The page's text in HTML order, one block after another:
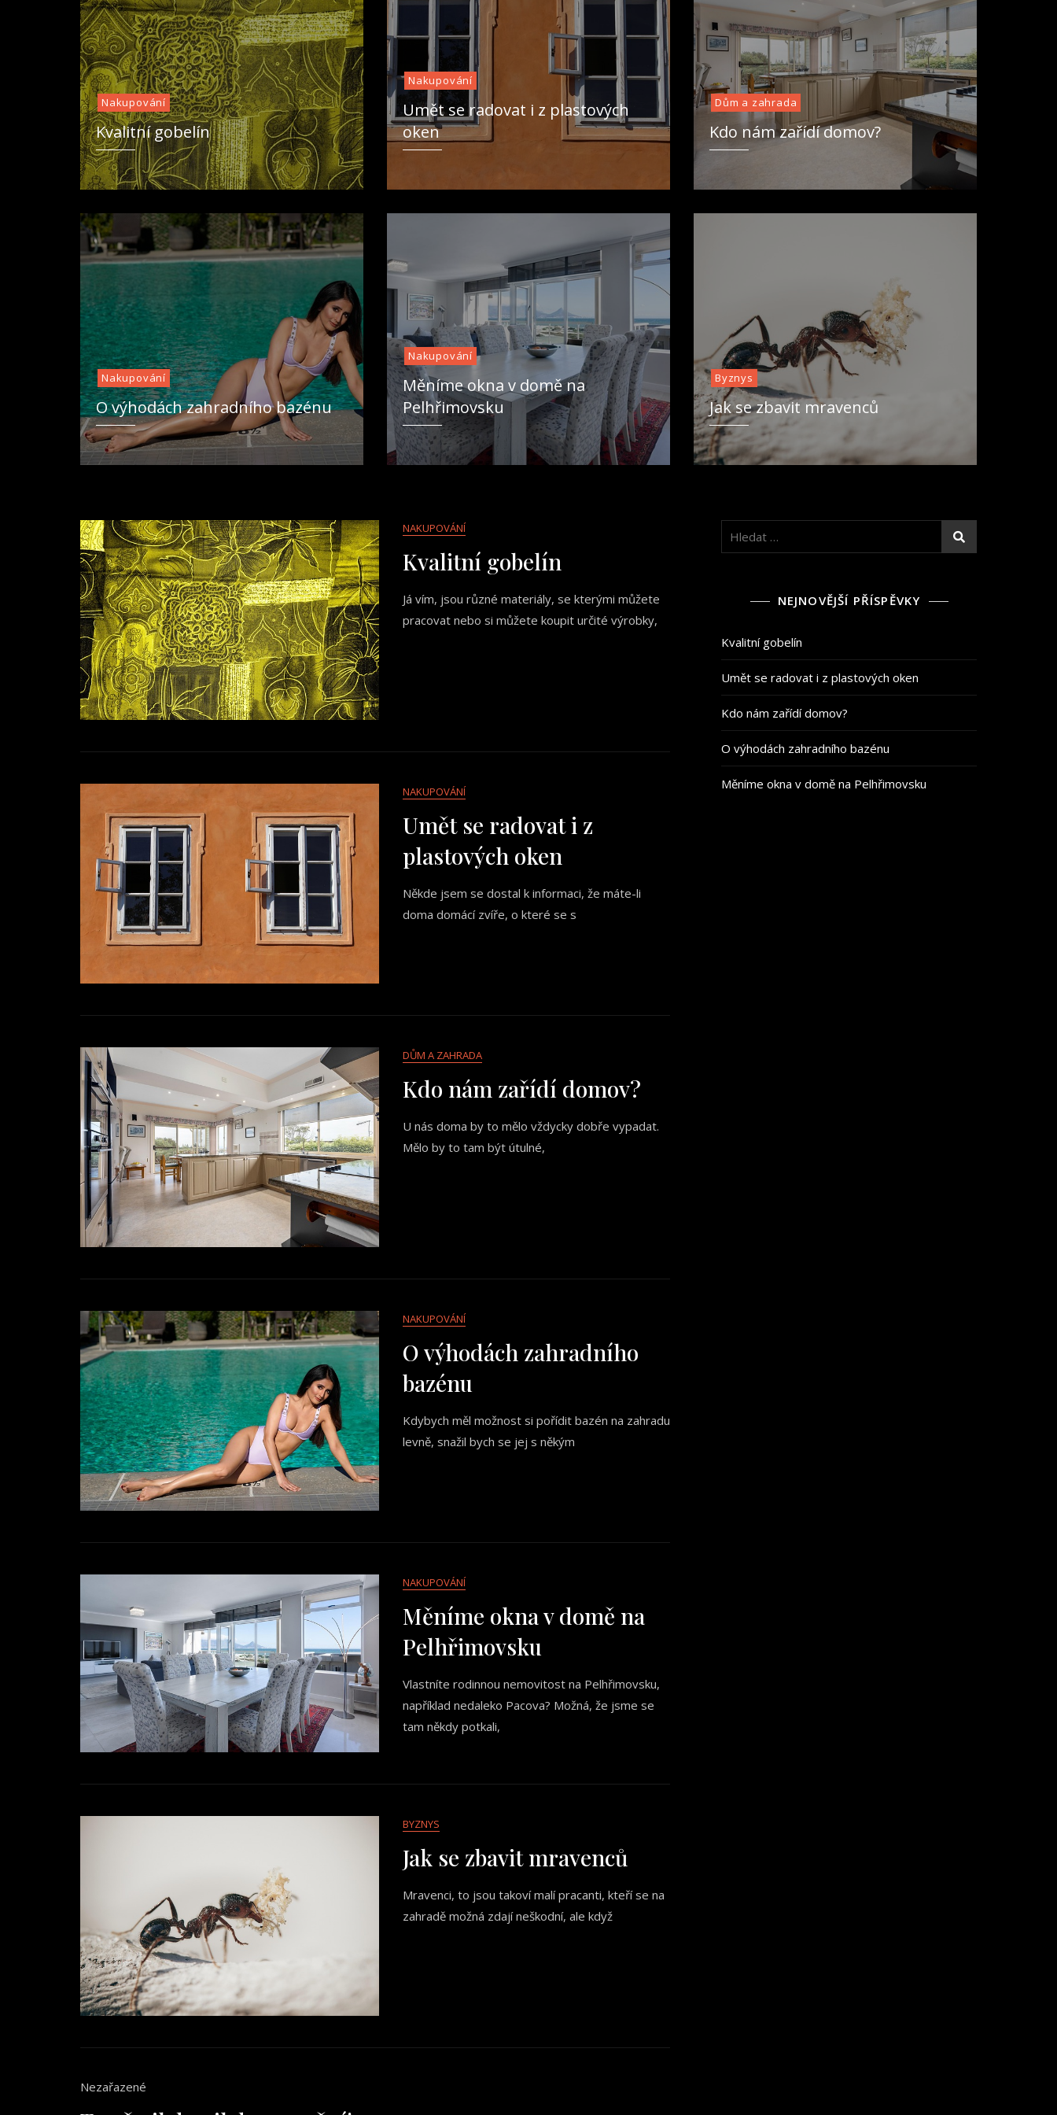
Nakupování
Kvalitní gobelín
Nakupování
Umět se radovat i z plastových
oken
Dům a zahrada
Kdo nám zařídí domov?
Nakupování
O výhodách zahradního bazénu
Nakupování
Měníme okna v domě na
Pelhřimovsku
Byznys
Jak se zbavit mravenců
NAKUPOVÁNÍ
Kvalitní gobelín
Já vím, jsou různé materiály, se kterými můžete
pracovat nebo si můžete koupit určité výrobky,
NAKUPOVÁNÍ
Umět se radovat i z
plastových oken
Někde jsem se dostal k informaci, že máte-li
doma domácí zvíře, o které se s
DŮM A ZAHRADA
Kdo nám zařídí domov?
U nás doma by to mělo vždycky dobře vypadat.
Mělo by to tam být útulné,
NAKUPOVÁNÍ
O výhodách zahradního
bazénu
Kdybych měl možnost si pořídit bazén na zahradu
levně, snažil bych se jej s někým
NAKUPOVÁNÍ
Měníme okna v domě na
Pelhřimovsku
Vlastníte rodinnou nemovitost na Pelhřimovsku,
například nedaleko Pacova? Možná, že jsme se
tam někdy potkali,
BYZNYS
Jak se zbavit mravenců
Mravenci, to jsou takoví malí pracanti, kteří se na
zahradě možná zdají neškodní, ale když
Nezařazené
Vyhledávání
NEJNOVĚJŠÍ PŘÍSPĚVKY
Kvalitní gobelín
Umět se radovat i z plastových oken
Kdo nám zařídí domov?
O výhodách zahradního bazénu
Měníme okna v domě na Pelhřimovsku